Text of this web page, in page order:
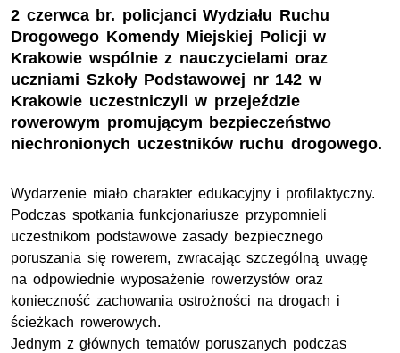
2 czerwca br. policjanci Wydziału Ruchu
Drogowego Komendy Miejskiej Policji w
Krakowie wspólnie z nauczycielami oraz
uczniami Szkoły Podstawowej nr 142 w
Krakowie uczestniczyli w przejeździe
rowerowym promującym bezpieczeństwo
niechronionych uczestników ruchu drogowego.
Wydarzenie miało charakter edukacyjny i profilaktyczny.
Podczas spotkania funkcjonariusze przypomnieli
uczestnikom podstawowe zasady bezpiecznego
poruszania się rowerem, zwracając szczególną uwagę
na odpowiednie wyposażenie rowerzystów oraz
konieczność zachowania ostrożności na drogach i
ścieżkach rowerowych.
Jednym z głównych tematów poruszanych podczas